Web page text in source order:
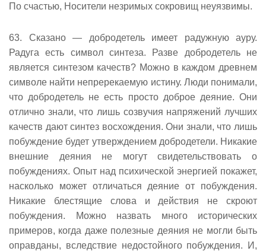
По счастью, Носители незримых сокровищ неуязвимы.
63. Сказано — добродетель имеет радужную ауру.
Радуга есть символ синтеза. Разве добродетель не
является синтезом качеств? Можно в каждом древнем
символе найти непререкаемую истину. Люди понимали,
что добродетель не есть просто доброе деяние. Они
отлично знали, что лишь созвучия напряжений лучших
качеств дают синтез восхождения. Они знали, что лишь
побуждение будет утверждением добродетели. Никакие
внешние деяния не могут свидетельствовать о
побуждениях. Опыт над психической энергией покажет,
насколько может отличаться деяние от побуждения.
Никакие блестящие слова и действия не скроют
побуждения. Можно назвать много исторических
примеров, когда даже полезные деяния не могли быть
оправданы, вследствие недостойного побуждения. И,